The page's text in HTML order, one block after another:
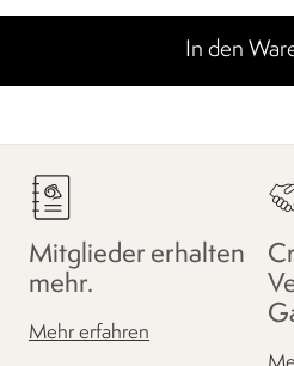
In den
Mitglieder erhalten
mehr.
Mehr erfahren